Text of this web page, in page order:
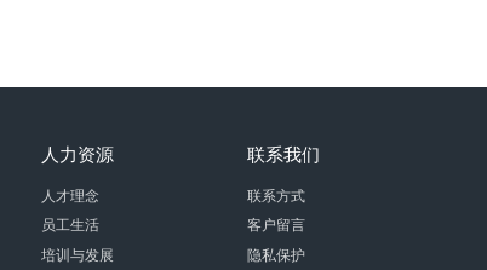
人力资源
人才理念
员工生活
培训与发展
联系我们
联系方式
客户留言
隐私保护